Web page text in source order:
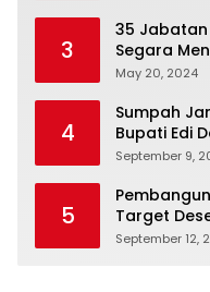
3
35 Jabatan
Segara
May 20, 2024
4
Sumpah
Bupati Edi
Tanggung
September 9,
5
Target
September 12,